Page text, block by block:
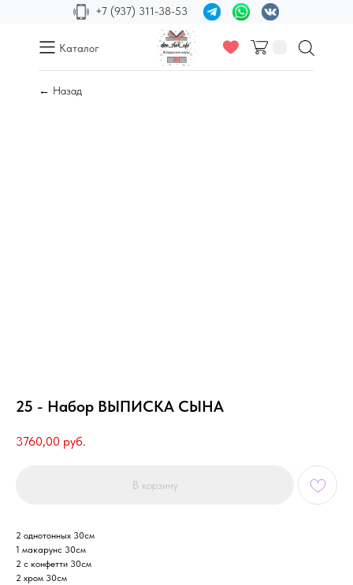
+7 (937) 311-38-53
Каталог
← Назад
25 - Набор ВЫПИСКА СЫНА
3760,00 руб.
В корзину
2 однотонных 30см
1 макарунс 30см
2 с конфетти 30см
2 хром 30см